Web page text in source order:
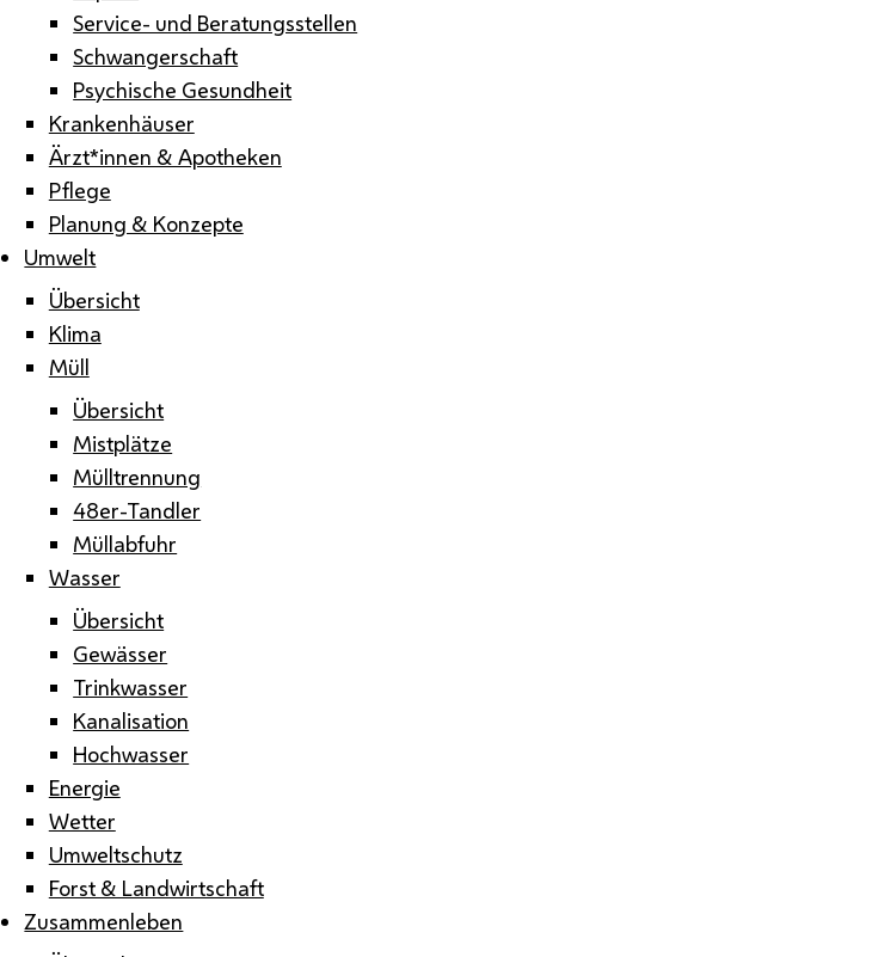
Service- und Beratungsstellen
Schwangerschaft
Psychische Gesundheit
Krankenhäuser
Ärzt*innen & Apotheken
Pflege
Planung & Konzepte
Umwelt
Übersicht
Klima
Müll
Übersicht
Mistplätze
Mülltrennung
48er-Tandler
Müllabfuhr
Wasser
Übersicht
Gewässer
Trinkwasser
Kanalisation
Hochwasser
Energie
Wetter
Umweltschutz
Forst & Landwirtschaft
Zusammenleben